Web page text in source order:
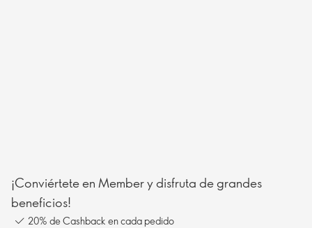
¡Conviértete en Member y disfruta de grandes
beneficios!
20% de Cashback en cada pedido